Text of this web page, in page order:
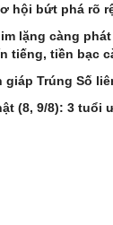
hội bứt phá rõ
lặng càng
tiếng, tiền bạc
giáp Trúng Số
(8, 9/8): 3 tuổi